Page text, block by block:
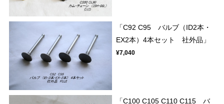
「C92 C95 バルブ（ID2本・
EX2本）4本セット 社外品」
¥7,040
「C100 C105 C110 C115 バ